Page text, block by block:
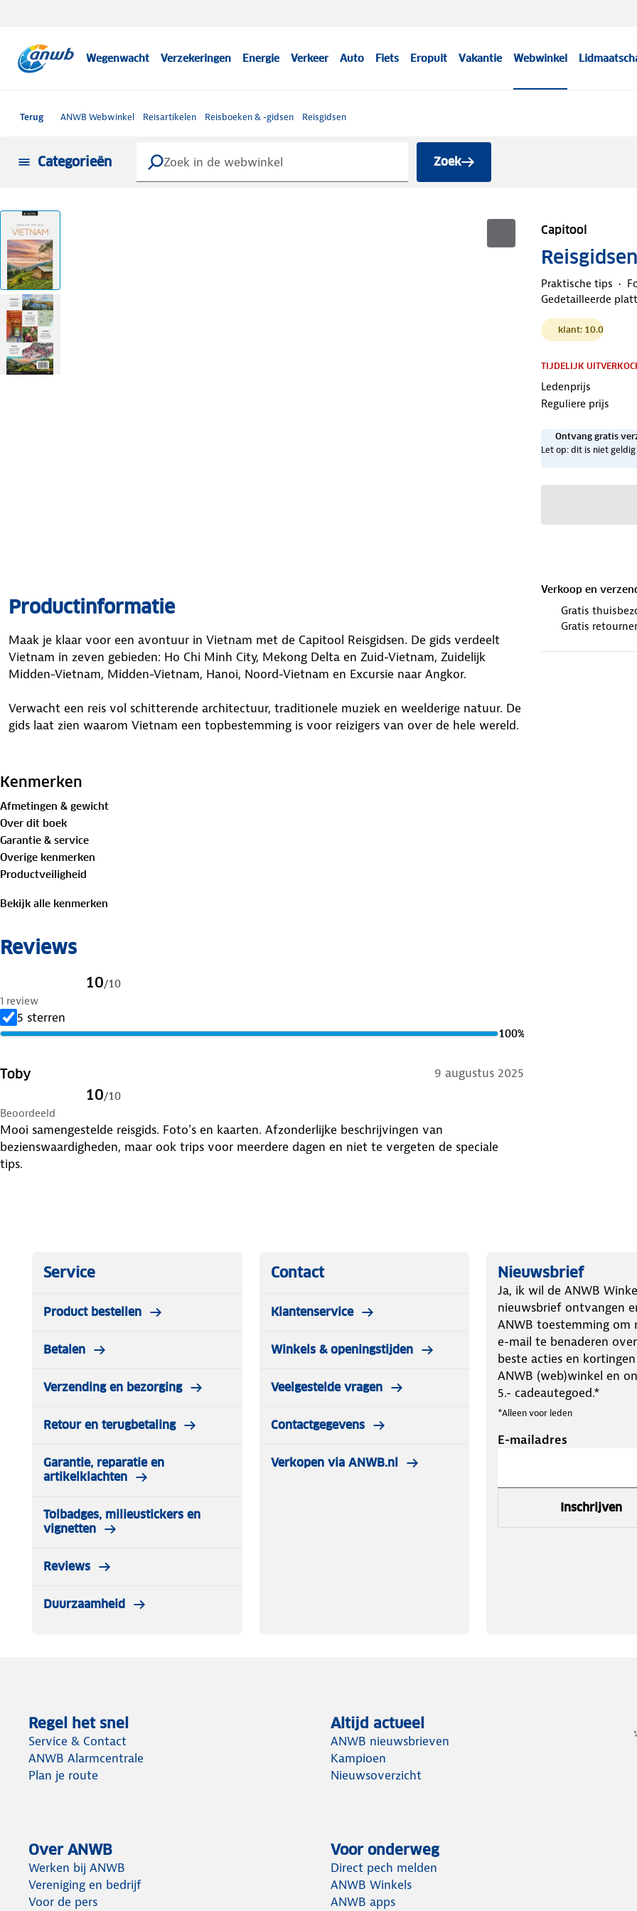
Wegenwacht Verzekeringen Energie Verkeer Auto Fiets Eropuit Vakantie Webwinkel
Terug ANWB Webwinkel Reisartikelen Reisboeken & -gidsen Reisgidsen
Categorieën Zoek
Capitool
Praktische tips
Gedetailleerde
klant: 10.0
TIJDELIJK
Ledenprijs
Reguliere prijs
Ontvang gratis
Let op: dit is niet
Verkoop en
Gratis
Gratis
Productinformatie
Maak je klaar voor een avontuur in Vietnam met de Capitool Reisgidsen. De gids verdeelt
Vietnam in zeven gebieden: Ho Chi Minh City, Mekong Delta en Zuid-Vietnam, Zuidelijk
Midden-Vietnam, Midden-Vietnam, Hanoi, Noord-Vietnam en Excursie naar Angkor.
Verwacht een reis vol schitterende architectuur, traditionele muziek en weelderige natuur. De
gids laat zien waarom Vietnam een topbestemming is voor reizigers van over de hele wereld.
bezoek met het jaaroverzicht vol festivals en culturele gebeurtenissen. Met nauwkeurige
en Angkor Wat, krijg je een duidelijk beeld van de bezienswaardigheden. Zo kun je
gemakkelijk je weg vinden tijdens je reis door het land. Achterin de gids vind je tips voor
restaurants, accommodaties en winkels die je reis compleet maken.
Kenmerken
Afmetingen & gewicht
Over dit boek
Garantie & service
Overige kenmerken
Productveiligheid
Bekijk alle kenmerken
Reviews
10/10
1 review
5 sterren
100%
Toby 9 augustus 2025
10/10
Beoordeeld
Mooi samengestelde reisgids. Foto’s en kaarten. Afzonderlijke beschrijvingen van
bezienswaardigheden, maar ook trips voor meerdere dagen en niet te vergeten de speciale
tips.
Service
Product bestellen
Betalen
Verzending en bezorging
Retour en terugbetaling
Garantie, reparatie en
artikelklachten
Tolbadges, milieustickers en
vignetten
Reviews
Duurzaamheid
Contact
Klantenservice
Winkels & openingstijden
Veelgestelde vragen
Contactgegevens
Verkopen via ANWB.nl
Nieuwsbrief
Ja, ik wil de ANWB
nieuwsbrief ontvangen
ANWB toestemming om
e-mail te benaderen
beste acties en
ANWB (web)winkel en
5.- cadeautegoed.*
*Alleen voor leden
E-mailadres
Inschrijven
Regel het snel
Service & Contact
ANWB Alarmcentrale
Plan je route
Altijd actueel
ANWB nieuwsbrieven
Kampioen
Nieuwsoverzicht
Over ANWB
Werken bij ANWB
Vereniging en bedrijf
Voor de pers
Voor onderweg
Direct pech melden
ANWB Winkels
ANWB apps